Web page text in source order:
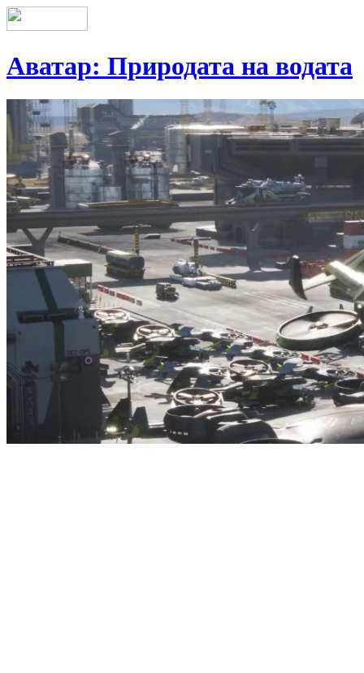
Аватар: Природата на водата